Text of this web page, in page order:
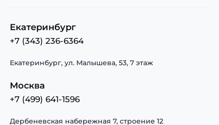
Екатеринбург
+7 (343) 236-6364
Екатеринбург, ул. Малышева, 53, 7 этаж
Москва
+7 (499) 641-1596
Дербеневская набережная 7, строение 12